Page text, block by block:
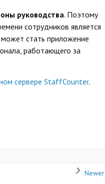
руководства. Поэтому
сотрудников является
стать приложение
работающего за
сервере StaffCounter.
Newer